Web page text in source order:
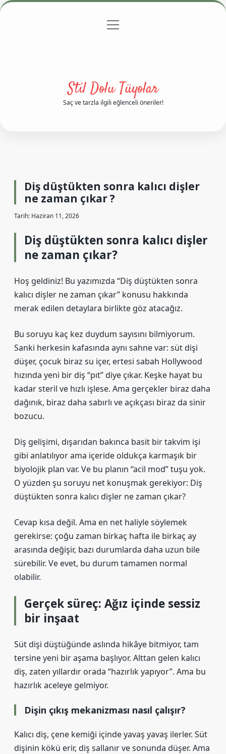
Gizlilik Politikası
menüyü
Stil Dolu Tüyolar
Saç ve tarzla ilgili eğlenceli öneriler!
Diş düştükten sonra kalıcı dişler
ne zaman çıkar ?
Tarih: Haziran 11, 2026
Diş düştükten sonra kalıcı dişler
ne zaman çıkar?
Hoş geldiniz! Bu yazımızda “Diş düştükten sonra
kalıcı dişler ne zaman çıkar” konusu hakkında
merak edilen detaylara birlikte göz atacağız.
Bu soruyu kaç kez duydum sayısını bilmiyorum.
Sanki herkesin kafasında aynı sahne var: süt dişi
düşer, çocuk biraz su içer, ertesi sabah Hollywood
hızında yeni bir diş “pıt” diye çıkar. Keşke hayat bu
kadar steril ve hızlı işlese. Ama gerçekler biraz daha
dağınık, biraz daha sabırlı ve açıkçası biraz da sinir
bozucu.
Diş gelişimi, dışarıdan bakınca basit bir takvim işi
gibi anlatılıyor ama içeride oldukça karmaşık bir
biyolojik plan var. Ve bu planın “acil mod” tuşu yok.
O yüzden şu soruyu net konuşmak gerekiyor: Diş
düştükten sonra kalıcı dişler ne zaman çıkar?
Cevap kısa değil. Ama en net haliyle söylemek
gerekirse: çoğu zaman birkaç hafta ile birkaç ay
arasında değişir, bazı durumlarda daha uzun bile
sürebilir. Ve evet, bu durum tamamen normal
olabilir.
Gerçek süreç: Ağız içinde sessiz
bir inşaat
Süt dişi düştüğünde aslında hikâye bitmiyor, tam
tersine yeni bir aşama başlıyor. Alttan gelen kalıcı
diş, zaten yıllardır orada “hazırlık yapıyor”. Ama bu
hazırlık aceleye gelmiyor.
Dişin çıkış mekanizması nasıl çalışır?
Kalıcı diş, çene kemiği içinde yavaş yavaş ilerler. Süt
dişinin kökü erir, diş sallanır ve sonunda düşer. Ama